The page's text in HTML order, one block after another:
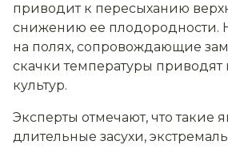
приводит к пересыханию
снижению ее плодородности.
на полях, сопровождающие
скачки температуры
культур.
Эксперты отмечают, что такие
длительные засухи,